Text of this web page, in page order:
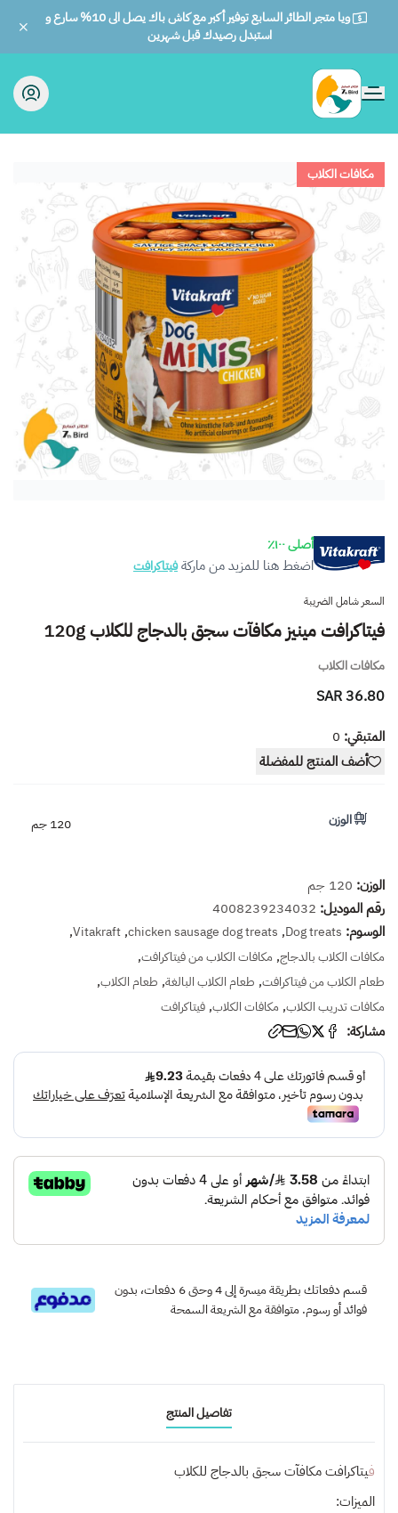
ويا متجر الطائر السابع توفير أكبر مع كاش باك يصل الى 10% سارع و
استبدل رصيدك قبل شهرين
الطائر السابع للحيوانات
مكافات الكلاب
أصلى ١٠٠٪
اضغط هنا للمزيد من ماركةفيتاكرافت
السعر شامل الضريبة
فيتاكرافت مينيز مكافآت سجق بالدجاج للكلاب 120g
مكافات الكلاب
36.80 SAR
المتبقي: 0
أضف المنتج للمفضلة
الوزن 120 جم
الوزن: 120 جم
رقم الموديل: 4008239234032
الوسوم: Dog treats
,
chicken sausage dog treats
,
Vitakraft
,
مكافات الكلاب بالدجاج, مكافات الكلاب من فيتاكرافت,
طعام الكلاب من فيتاكرافت, طعام الكلاب البالغة, طعام الكلاب,
مكافات تدريب الكلاب, مكافات الكلاب, فيتاكرافت
مشاركة:
قسم دفعاتك بطريقة ميسرة إلى 4 وحتى 6 دفعات، بدون
فوائد أو رسوم. متوافقة مع الشريعة السمحة
تفاصيل المنتج
فيتاكرافت مكافآت سجق بالدجاج للكلاب
الميزات: